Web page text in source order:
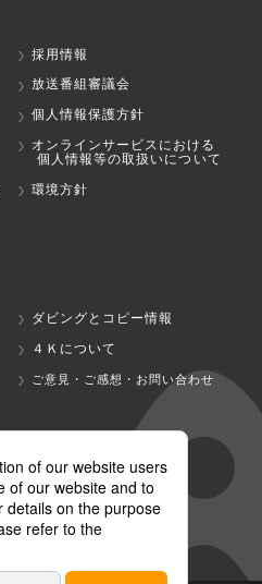
採用情報
放送番組審議会
個人情報保護方針
オンラインサービスにおける
個人情報等の取扱いについて
環境方針
ダビングとコピー情報
４Ｋについて
ご意見・ご感想・お問い合わせ
テレ朝チャンネル